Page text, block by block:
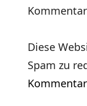
Diese
Spam zu